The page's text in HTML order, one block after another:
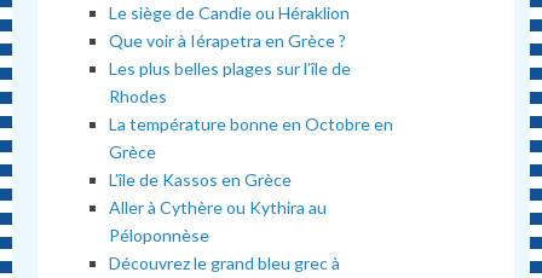
Le siège de Candie ou Héraklion
Que voir à Iérapetra en Grèce ?
Les plus belles plages sur l’île de
Rhodes
La température bonne en Octobre en
Grèce
L’île de Kassos en Grèce
Aller à Cythère ou Kythira au
Péloponnèse
Découvrez le grand bleu grec à